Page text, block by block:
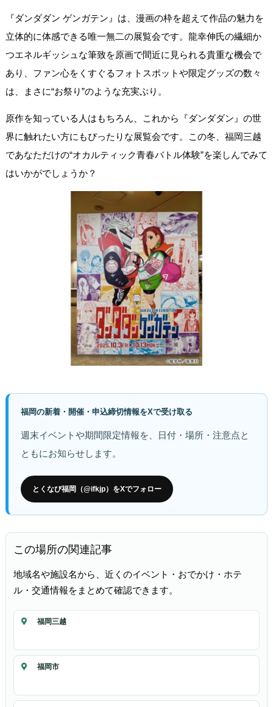
『ダンダダン ゲンガテン』は、漫画の枠を超えて作品の魅力を
立体的に体感できる唯一無二の展覧会です。龍幸伸氏の繊細か
つエネルギッシュな筆致を原画で間近に見られる貴重な機会で
あり、ファン心をくすぐるフォトスポットや限定グッズの数々
は、まさに“お祭り”のような充実ぶり。
原作を知っている人はもちろん、これから『ダンダダン』の世
界に触れたい方にもぴったりな展覧会です。この冬、福岡三越
であなただけの“オカルティック青春バトル体験”を楽しんでみて
はいかがでしょうか？
福岡の新着・開催・申込締切情報をXで受け取る
週末イベントや期間限定情報を、日付・場所・注意点と
ともにお知らせします。
とくなび福岡（@ifkjp）をXでフォロー
この場所の関連記事
地域名や施設名から、近くのイベント・おでかけ・ホテ
ル・交通情報をまとめて確認できます。
福岡三越
福岡市